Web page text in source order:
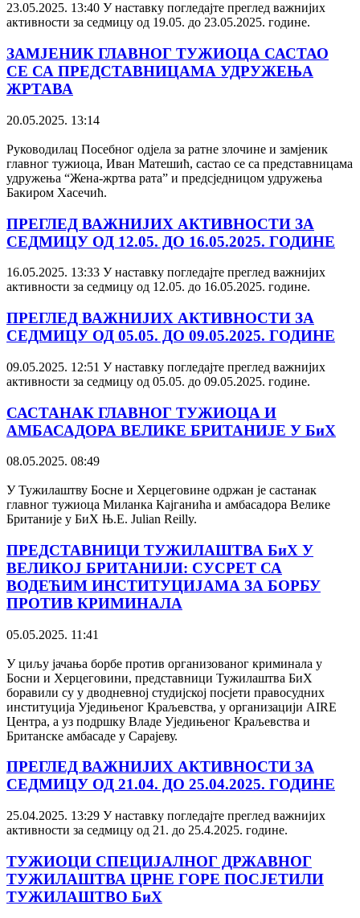
23.05.2025. 13:40 У наставку погледајте преглед важнијих
активности за седмицу од 19.05. до 23.05.2025. године.
ЗАМЈЕНИК ГЛАВНОГ ТУЖИОЦА САСТАО
СЕ СА ПРЕДСТАВНИЦАМА УДРУЖЕЊА
ЖРТАВА
20.05.2025. 13:14
Руководилац Посебног одјела за ратне злочине и замјеник
главног тужиоца, Иван Матешић, састао се са представницама
удружења “Жена-жртва рата” и предсједницом удружења
Бакиром Хасечић.
ПРЕГЛЕД ВАЖНИЈИХ АКТИВНОСТИ ЗА
СЕДМИЦУ ОД 12.05. ДО 16.05.2025. ГОДИНЕ
16.05.2025. 13:33 У наставку погледајте преглед важнијих
активности за седмицу од 12.05. до 16.05.2025. године.
ПРЕГЛЕД ВАЖНИЈИХ АКТИВНОСТИ ЗА
СЕДМИЦУ ОД 05.05. ДО 09.05.2025. ГОДИНЕ
09.05.2025. 12:51 У наставку погледајте преглед важнијих
активности за седмицу од 05.05. до 09.05.2025. године.
САСТАНАК ГЛАВНОГ ТУЖИОЦА И
АМБАСАДОРА ВЕЛИКЕ БРИТАНИЈЕ У БиХ
08.05.2025. 08:49
У Тужилаштву Босне и Херцеговине одржан је састанак
главног тужиоца Миланка Кајганића и амбасадора Велике
Британије у БиХ Њ.Е. Julian Reilly.
ПРЕДСТАВНИЦИ ТУЖИЛАШТВА БиХ У
ВЕЛИКОЈ БРИТАНИЈИ: СУСРЕТ СА
ВОДЕЋИМ ИНСТИТУЦИЈАМА ЗА БОРБУ
ПРОТИВ КРИМИНАЛА
05.05.2025. 11:41
У циљу јачања борбе против организованог криминала у
Босни и Херцеговини, представници Тужилаштва БиХ
боравили су у дводневној студијској посјети правосудних
институција Уједињеног Краљевства, у организацији AIRE
Центра, а уз подршку Владе Уједињеног Краљевства и
Британске амбасаде у Сарајеву.
ПРЕГЛЕД ВАЖНИЈИХ АКТИВНОСТИ ЗА
СЕДМИЦУ ОД 21.04. ДО 25.04.2025. ГОДИНЕ
25.04.2025. 13:29 У наставку погледајте преглед важнијих
активности за седмицу од 21. до 25.4.2025. године.
ТУЖИОЦИ СПЕЦИЈАЛНОГ ДРЖАВНОГ
ТУЖИЛАШТВА ЦРНЕ ГОРЕ ПОСЈЕТИЛИ
ТУЖИЛАШТВО БиХ